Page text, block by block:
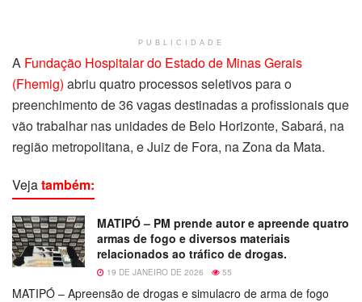
PUBLICIDADE
A Fundação Hospitalar do Estado de Minas Gerais
(Fhemig) abriu quatro processos seletivos para o
preenchimento de 36 vagas destinadas a profissionais que
vão trabalhar nas unidades de Belo Horizonte, Sabará, na
região metropolitana, e Juiz de Fora, na Zona da Mata.
Vejatambém:
MATIPÓ – PM prende autor e apreende quatro
armas de fogo e diversos materiais
relacionados ao tráfico de drogas.
19 DE JANEIRO DE 2026 55
MATIPÓ – Apreensão de drogas e simulacro de arma de fogo